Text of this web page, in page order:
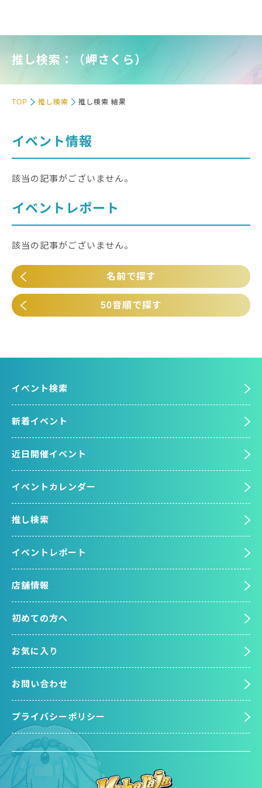
推し検索：（岬さくら）
TOP 推し検索 推し検索 結果
イベント情報
該当の記事がございません。
イベントレポート
該当の記事がございません。
名前で探す
50音順で探す
イベント検索
新着イベント
近日開催イベント
イベントカレンダー
推し検索
イベントレポート
店舗情報
初めての方へ
お気に入り
お問い合わせ
プライバシーポリシー